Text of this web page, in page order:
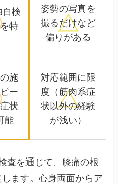
自検
特
姿勢の写真を
撮るだけなど
偏りがある
施
ー
状
能
対応範囲に限
度 （筋肉系症
状以外の経験
が浅い）
査を通じて、膝痛の根
ます。心身両面からア